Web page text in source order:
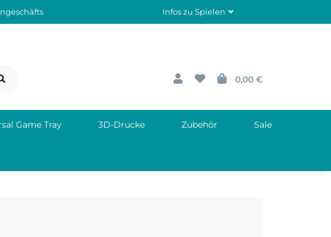
Infos zu Spielen
0,00 €
Game Tray 3D-Drucke Zubehör Sale